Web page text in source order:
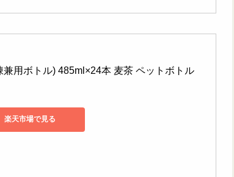
用ボトル) 485ml×24本 麦茶 ペットボトル
楽天市場で見る